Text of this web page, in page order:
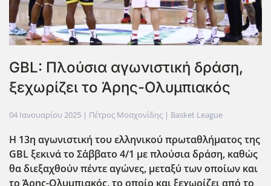
GBL: Πλούσια αγωνιστική δράση,
ξεχωρίζει το Άρης-Ολυμπιακός
04 Ιανουαρίου 2025 | Πέτρος Μοσχονίδης | Basket League
Η 13η αγωνιστική του ελληνικού πρωταθλήματος της
GBL ξεκινά το Σ΄΄αββατο 4/1 με πλούσια δράση, καθώς
θα διεξαχθούν πέντε αγώνες, μεταξύ των οποίων και
το Άρης-Ολυμπιακός, το οποίο και ξεχωρίζει από το